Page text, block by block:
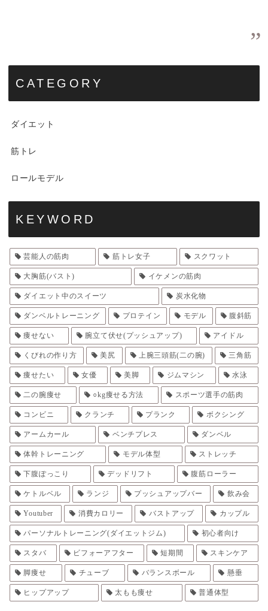
CATEGORY
ダイエット
筋トレ
ロールモデル
KEYWORD
芸能人の筋肉 筋トレ女子 スクワット
大胸筋(バスト) イケメンの筋肉
ダイエット中のスイーツ 炭水化物
ダンベルトレーニング プロテイン モデル 腹斜筋
痩せない 腕立て伏せ(プッシュアップ) アイドル
くびれの作り方 美尻 上腕三頭筋(二の腕) 三角筋
痩せたい 女優 美脚 ジムマシン 水泳
二の腕痩せ ○kg痩せる方法 スポーツ選手の筋肉
コンビニ クランチ プランク ボクシング
アームカール ベンチプレス ダンベル
体幹トレーニング モデル体型 ストレッチ
下腹ぽっこり デッドリフト 腹筋ローラー
ケトルベル ランジ プッシュアップバー 飲み会
Youtuber 消費カロリー バストアップ カップル
パーソナルトレーニング(ダイエットジム) 初心者向け
スタバ ビフォーアフター 短期間 スキンケア
脚痩せ チューブ バランスボール 懸垂
ヒップアップ 太もも痩せ 普通体型